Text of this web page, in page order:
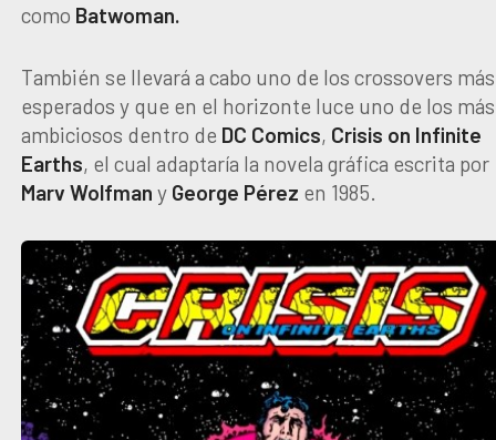
como Batwoman.
También se llevará a cabo uno de los crossovers más
esperados y que en el horizonte luce uno de los más
ambiciosos dentro de DC Comics, Crisis on Infinite
Earths, el cual adaptaría la novela gráfica escrita por
Marv Wolfman y George Pérez en 1985.